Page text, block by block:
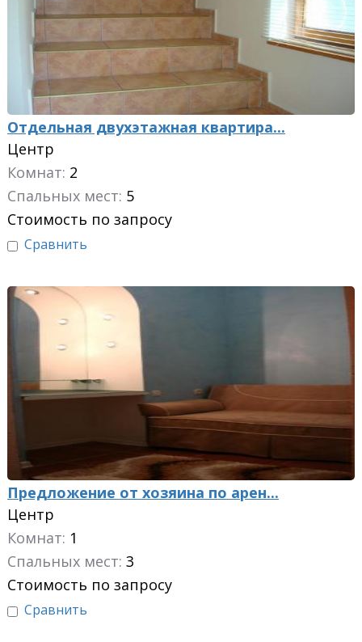
Отдельная двухэтажная квартира...
Центр
Комнат: 2
Спальных мест: 5
Стоимость по запросу
Сравнить
Предложение от хозяина по арен...
Центр
Комнат: 1
Спальных мест: 3
Стоимость по запросу
Сравнить